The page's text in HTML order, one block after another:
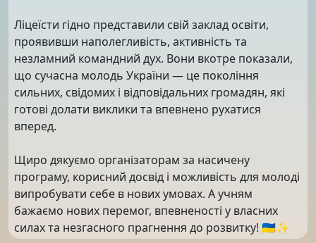
Ліцеїсти гідно представили свій заклад освіти,
проявивши наполегливість, активність та
незламний командний дух. Вони вкотре показали,
що сучасна молодь України — це покоління
сильних, свідомих і відповідальних громадян, які
готові долати виклики та впевнено рухатися
вперед.
Щиро дякуємо організаторам за насичену
програму, корисний досвід і можливість для молоді
випробувати себе в нових умовах. А учням
бажаємо нових перемог, впевненості у власних
силах та незгасного прагнення до розвитку! 🇺🇦✨